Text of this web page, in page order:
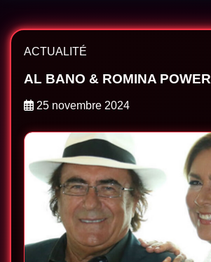
ACTUALITÉ
AL BANO & ROMINA POWER
25 novembre 2024